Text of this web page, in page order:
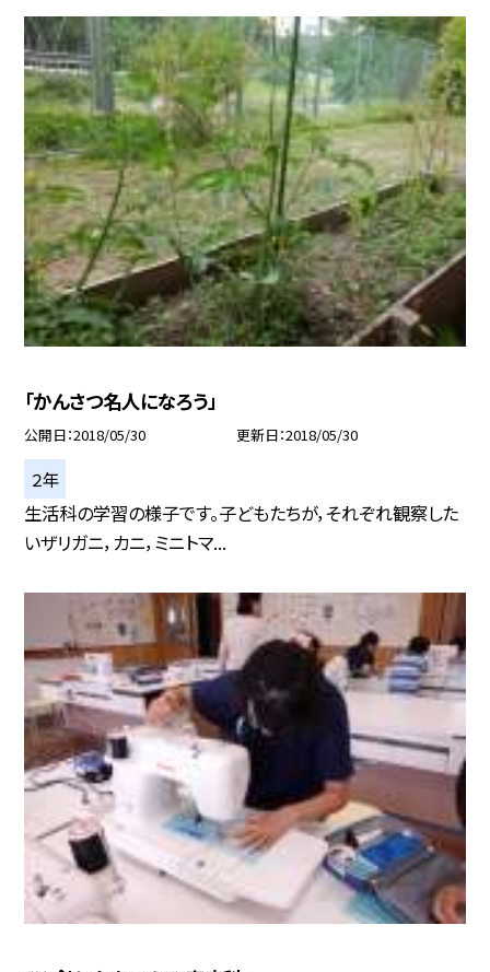
「かんさつ名人になろう」
公開日 2018/05/30 更新日 2018/05/30
２年
生活科の学習の様子です。子どもたちが，それぞれ観察した
いザリガニ，カニ，ミニトマ...